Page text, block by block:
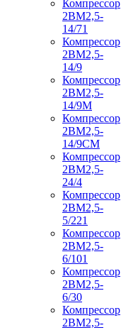
Компрессор
2ВМ2,5-
14/71
Компрессор
2ВМ2,5-
14/9
Компрессор
2ВМ2,5-
14/9М
Компрессор
2ВМ2,5-
14/9СМ
Компрессор
2ВМ2,5-
24/4
Компрессор
2ВМ2,5-
5/221
Компрессор
2ВМ2,5-
6/101
Компрессор
2ВМ2,5-
6/30
Компрессор
2ВМ2,5-